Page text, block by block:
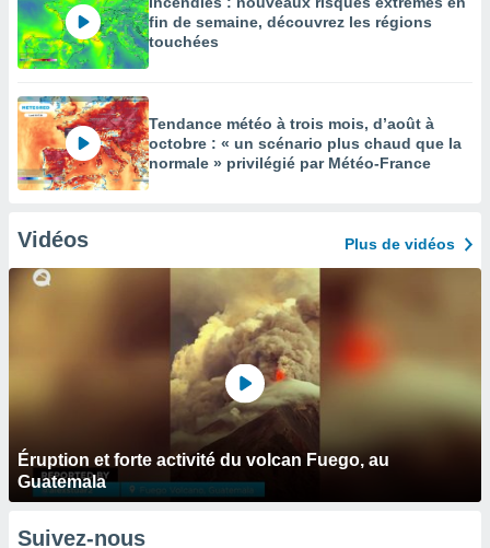
fin de semaine, découvrez les régions
touchées
Tendance météo à trois mois, d’août à
octobre : « un scénario plus chaud que la
normale » privilégié par Météo-France
Vidéos Plus de vidéos
Éruption et forte activité du volcan Fuego, au
Guatemala
Suivez-nous